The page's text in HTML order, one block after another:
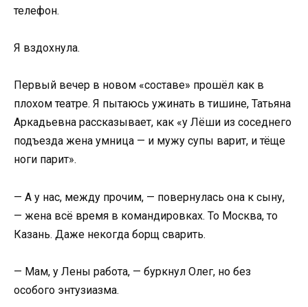
телефон.
Я вздохнула.
Первый вечер в новом «составе» прошёл как в
плохом театре. Я пытаюсь ужинать в тишине, Татьяна
Аркадьевна рассказывает, как «у Лёши из соседнего
подъезда жена умница — и мужу супы варит, и тёще
ноги парит».
— А у нас, между прочим, — повернулась она к сыну,
— жена всё время в командировках. То Москва, то
Казань. Даже некогда борщ сварить.
— Мам, у Лены работа, — буркнул Олег, но без
особого энтузиазма.